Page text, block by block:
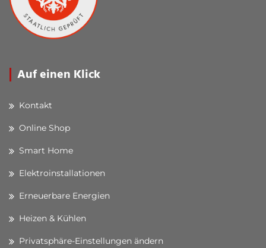
Auf einen Klick
Kontakt
Online Shop
Smart Home
Elektroinstallationen
Erneuerbare Energien
Heizen & Kühlen
Privatsphäre-Einstellungen ändern